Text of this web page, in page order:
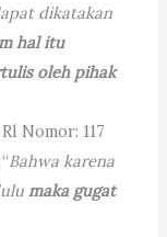
dikatakan
hal itu
oleh pihak
Nomor: 117
Bahwa karena
maka gugat